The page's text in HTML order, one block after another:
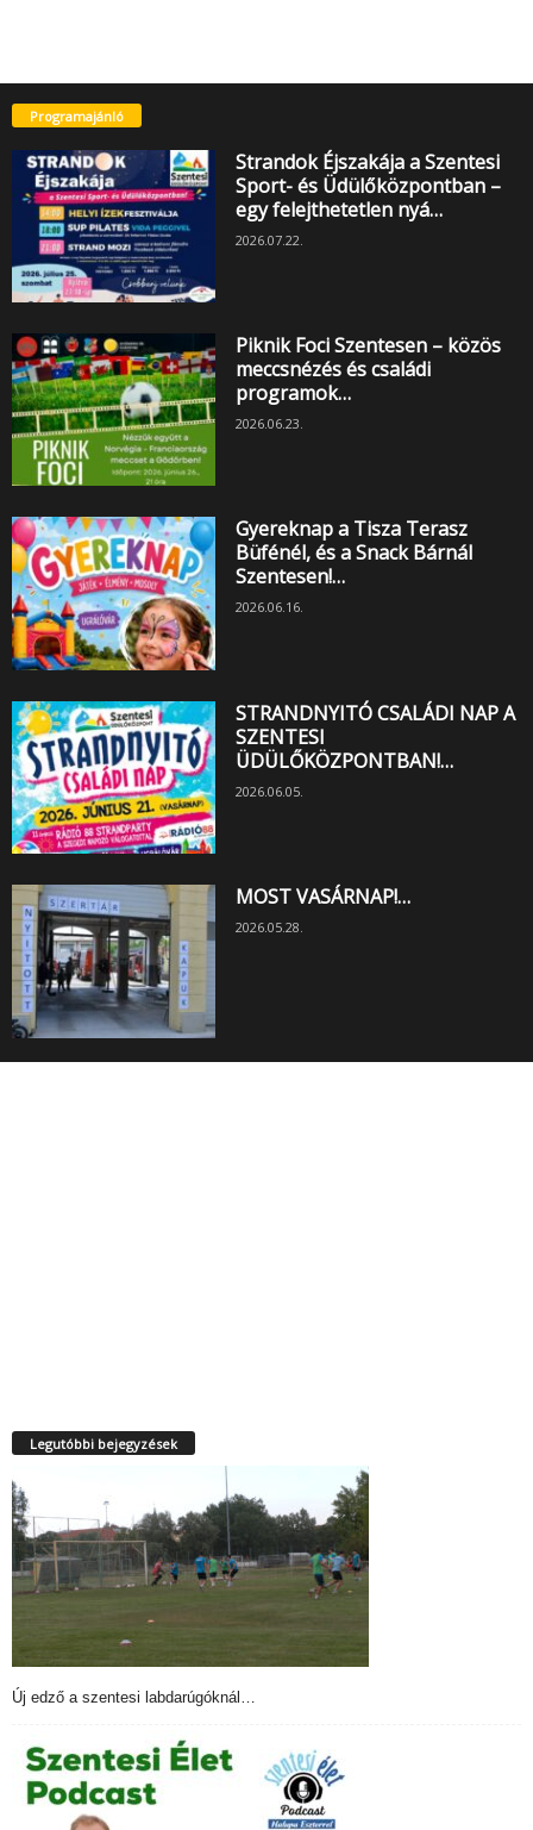
Programajánló
Strandok Éjszakája a Szentesi
Sport- és Üdülőközpontban –
egy felejthetetlen nyá…
2026.07.22.
Piknik Foci Szentesen – közös
meccsnézés és családi
programok…
2026.06.23.
Gyereknap a Tisza Terasz
Büfénél, és a Snack Bárnál
Szentesen!…
2026.06.16.
STRANDNYITÓ CSALÁDI NAP A
SZENTESI
ÜDÜLŐKÖZPONTBAN!…
2026.06.05.
MOST VASÁRNAP!…
2026.05.28.
Legutóbbi bejegyzések
Új edző a szentesi labdarúgóknál…